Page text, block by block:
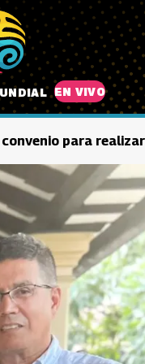
EN VIVO
para